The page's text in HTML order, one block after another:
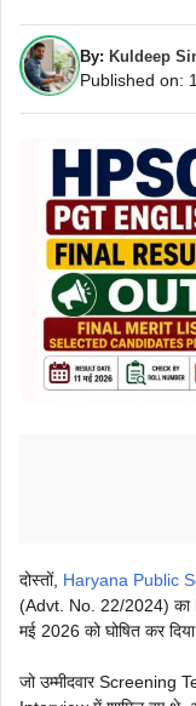
By: Kuldeep
Published on:
दोस्तों, Haryana Public
(Advt. No. 22/2024) का
मई 2026 को घोषित कर
जो उम्मीदवार